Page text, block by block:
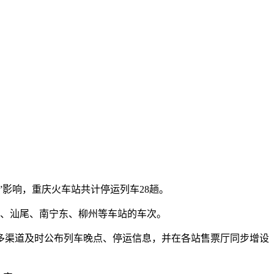
响，重庆火车站共计停运列车28趟。
尾、南宁东、柳州等车站的车次。
道及时公布列车晚点、停运信息，并在各站售票厅同步增设